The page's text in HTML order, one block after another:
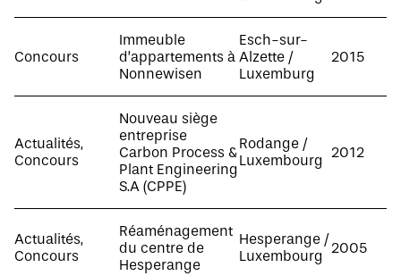
Concours
Immeuble
d’appartements à
Nonnewisen
Esch-sur-
Alzette /
Luxemburg
2015
Actualités,
Concours
Nouveau siège
entreprise
Carbon Process &
Plant Engineering
S.A (CPPE)
Rodange /
Luxembourg 2012
Actualités,
Concours
Réaménagement
du centre de
Hesperange
Hesperange /
Luxembourg 2005